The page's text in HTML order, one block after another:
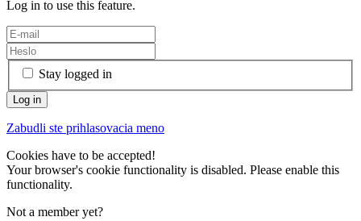
Log in to use this feature.
Stay logged in
Zabudli ste prihlasovacia meno
Cookies have to be accepted!
Your browser's cookie functionality is disabled. Please enable this
functionality.
Not a member yet?